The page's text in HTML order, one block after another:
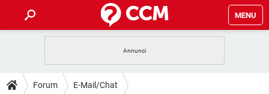
MENU
INTRATTENIMENTO
GUIDE
Forum E-Mail/Chat